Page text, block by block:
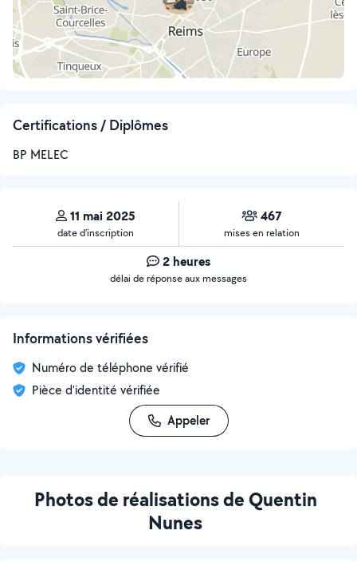
Certifications / Diplômes
BP MELEC
11 mai 2025
date d’inscription
467
mises en relation
2 heures
délai de réponse aux messages
Informations vérifiées
Numéro de téléphone vérifié
Pièce d'identité vérifiée
Appeler
Photos de réalisations de Quentin
Nunes